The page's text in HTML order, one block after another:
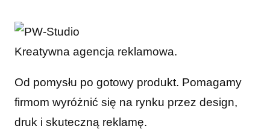
Kreatywna agencja reklamowa.
Od pomysłu po gotowy produkt. Pomagamy
firmom wyróżnić się na rynku przez design,
druk i skuteczną reklamę.